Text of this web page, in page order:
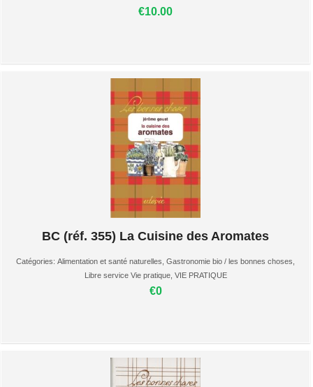
€10.00
BC (réf. 355) La Cuisine des Aromates
Catégories: Alimentation et santé naturelles Gastronomie bio / les bonnes choses
Libre service Vie pratique, VIE PRATIQUE
€0